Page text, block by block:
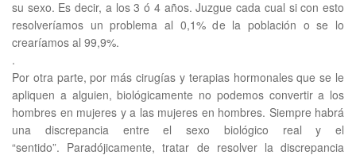
su sexo. Es decir, a los 3 ó 4 años. Juzgue cada cual si con esto
resolveríamos un problema al 0,1% de la población o se lo
crearíamos al 99,9%.
.
Por otra parte, por más cirugías y terapias hormonales que se le
apliquen a alguien, biológicamente no podemos convertir a los
hombres en mujeres y a las mujeres en hombres. Siempre habrá
una discrepancia entre el sexo biológico real y el
“sentido”. Paradójicamente, tratar de resolver la discrepancia